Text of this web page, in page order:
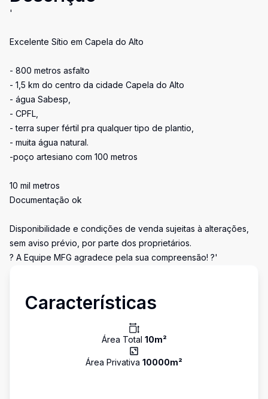
'
Excelente Sítio em Capela do Alto
- 800 metros asfalto
- 1,5 km do centro da cidade Capela do Alto
- água Sabesp,
- CPFL,
- terra super fértil pra qualquer tipo de plantio,
- muita água natural.
-poço artesiano com 100 metros
10 mil metros
Documentação ok
Disponibilidade e condições de venda sujeitas à alterações,
sem aviso prévio, por parte dos proprietários.
? A Equipe MFG agradece pela sua compreensão! ?'
Características
Área Total 10m²
Área Privativa 10000m²